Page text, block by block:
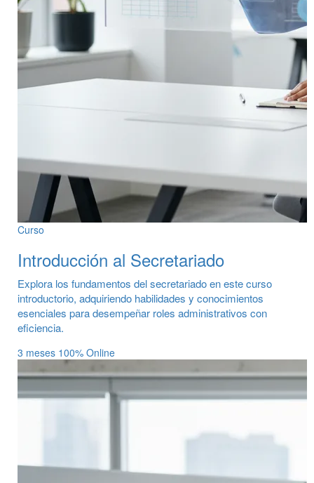
Curso
Introducción al Secretariado
Explora los fundamentos del secretariado en este curso
introductorio, adquiriendo habilidades y conocimientos
esenciales para desempeñar roles administrativos con
eficiencia.
3 meses 100% Online